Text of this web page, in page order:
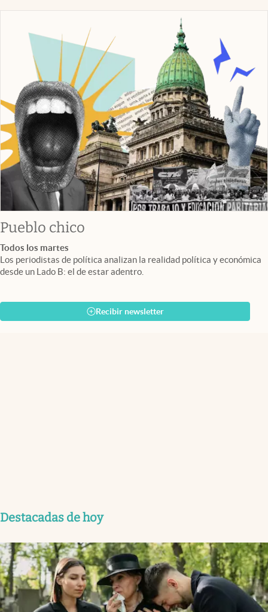
Pueblo chico
Todos los martes
Los periodistas de política analizan la realidad política y económica
desde un Lado B: el de estar adentro.
Recibir newsletter
Destacadas de hoy